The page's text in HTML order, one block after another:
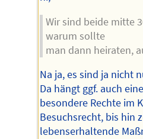
Wir sind beide mitte
warum sollte
man dann heiraten,
Na ja, es sind ja nicht
Da hängt ggf. auch
besondere Rechte im
Besuchsrecht, bis hin
lebenserhaltende